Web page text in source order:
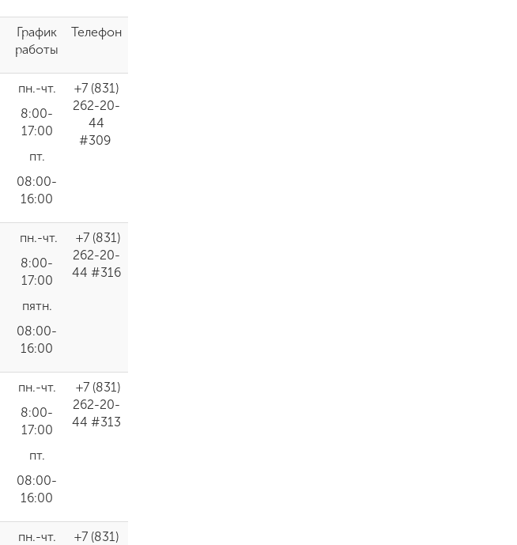
График
работы
Телефон
пн.-чт.
8:00-
17:00
пт.
08:00-
16:00
+7 (831)
262-20-
44
#309
пн.-чт.
8:00-
17:00
пятн.
08:00-
16:00
+7 (831)
262-20-
44 #316
пн.-чт.
8:00-
17:00
пт.
08:00-
16:00
+7 (831)
262-20-
44 #313
пн.-чт.
+7 (831)